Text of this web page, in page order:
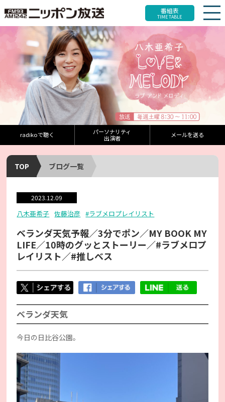
番組表
TIME TABLE
radikoで聴く
パーソナリティ
出演者
メールを送る
TOP ブログ一覧
2023.12.09
八木亜希子 佐藤治彦 #ラブメロプレイリスト
ベランダ天気予報／3分でポン／MY BOOK MY
LIFE／10時のグッとストーリー／#ラブメロプ
レイリスト／#推しベス
ベランダ天気
今日の日比谷公園。